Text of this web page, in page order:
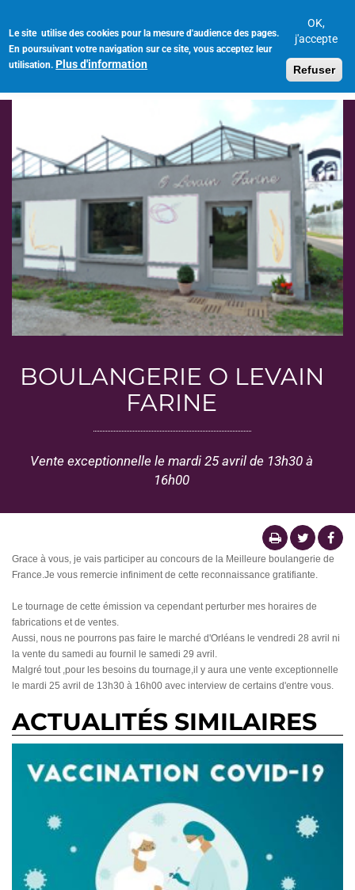
Le site utilise des cookies pour la mesure d'audience des pages.
En poursuivant votre navigation sur ce site, vous acceptez leur
utilisation. Plus d'information
OK,
j'accepte
Refuser
contenu
principal
BOULANGERIE O LEVAIN
FARINE
Vente exceptionnelle le mardi 25 avril de 13h30 à
16h00
Grace à vous, je vais participer au concours de la Meilleure boulangerie de
France.Je vous remercie infiniment de cette reconnaissance gratifiante.
Le tournage de cette émission va cependant perturber mes horaires de
fabrications et de ventes.
Aussi, nous ne pourrons pas faire le marché d'Orléans le vendredi 28 avril ni
la vente du samedi au fournil le samedi 29 avril.
Malgré tout ,pour les besoins du tournage,il y aura une vente exceptionnelle
le mardi 25 avril de 13h30 à 16h00 avec interview de certains d'entre vous.
ACTUALITÉS SIMILAIRES